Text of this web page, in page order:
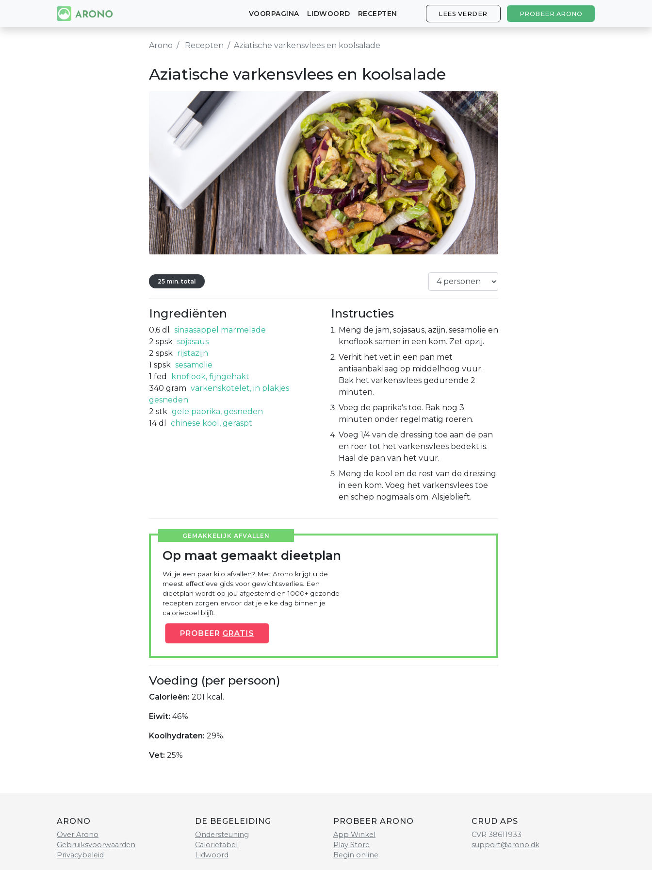
VOORPAGINA LIDWOORD RECEPTEN LEES VERDER PROBEER ARONO
Arono Recepten Aziatische varkensvlees en koolsalade
Aziatische varkensvlees en koolsalade
25 min. total
Ingrediënten
0,6 dl
sinaasappel marmelade
2 spsk sojasaus
2 spsk rijstazijn
1 spsk sesamolie
1 fed
knoflook, fijngehakt
340 gram varkenskotelet, in plakjes
gesneden
2 stk gele paprika, gesneden
14 dl chinese kool, geraspt
Instructies
Meng de jam, sojasaus, azijn, sesamolie en
knoflook samen in een kom. Zet opzij.
Verhit het vet in een pan met
antiaanbaklaag op middelhoog vuur.
Bak het varkensvlees gedurende 2
minuten.
Voeg de paprika's toe. Bak nog 3
minuten onder regelmatig roeren.
Voeg 1/4 van de dressing toe aan de pan
en roer tot het varkensvlees bedekt is.
Haal de pan van het vuur.
Meng de kool en de rest van de dressing
in een kom. Voeg het varkensvlees toe
en schep nogmaals om. Alsjeblieft.
GEMAKKELIJK AFVALLEN
Op maat gemaakt dieetplan
Wil je een paar kilo afvallen? Met Arono krijgt u de
meest effectieve gids voor gewichtsverlies. Een
dieetplan wordt op jou afgestemd en 1000+ gezonde
recepten zorgen ervoor dat je elke dag binnen je
caloriedoel blijft.
PROBEER GRATIS
Voeding (per persoon)
Calorieën: 201 kcal.
Eiwit: 46%
Koolhydraten: 29%.
Vet: 25%
ARONO
Over Arono
Gebruiksvoorwaarden
Privacybeleid
DE BEGELEIDING
Ondersteuning
Calorietabel
Lidwoord
PROBEER ARONO
App Winkel
Play Store
Begin online
CRUD APS
CVR 38611933
support@arono.dk